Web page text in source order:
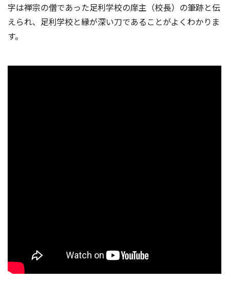
字は禅宗の僧であった足利学校の庠主（校長）の筆跡と伝
えられ、足利学校と縁が深い刀であることがよくわかりま
す。